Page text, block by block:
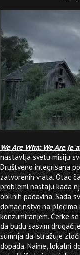
We Are What We Are je
nastavlja svetu misiju
Društveno integrisana
zatvorenih vrata. Otac
problemi nastaju kada
obilnih padavina. Sada
domaćinstvo na plećima
konzumiranjem. Ćerke
da budu sasvim
sumnja da istražuje
dopada. Naime, lokalni